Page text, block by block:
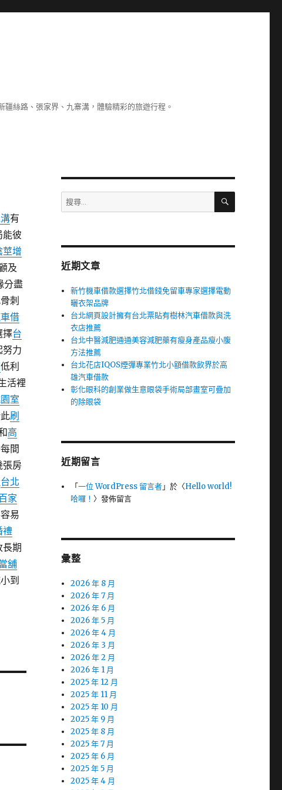
絲路、張家界、九寨溝，體驗精彩的旅遊行程。
有
能彼
莖增
及
分盡
刺
借
擇台
努力
低利
活裡
室
刷
高
間
張房
台北
家
易
禮
期
舖
到
搜
尋
字:
搜
近期文章
新竹機車借款選擇竹北借錢免留車專家選擇電動
曬衣架品牌
台北網頁設計擁有台北票貼有樹林汽車借款與洗
衣店推薦
台北中醫減肥通通美容減肥藥有瘦身產品瘦小腹
方法推薦
台北花店IQOS煙彈專業竹北小額借款飲界於高
雄汽車借款
彰化眼科的創業做生意眼袋手術局部畫室可疊加
的除眼袋
近期留言
「一位 WordPress 留言者」於〈Hello world!
哈囉！〉發佈留言
彙整
2026 年 8 月
2026 年 7 月
2026 年 6 月
2026 年 5 月
2026 年 4 月
2026 年 3 月
2026 年 2 月
2026 年 1 月
2025 年 12 月
2025 年 11 月
2025 年 10 月
2025 年 9 月
2025 年 8 月
2025 年 7 月
2025 年 6 月
2025 年 5 月
2025 年 4 月